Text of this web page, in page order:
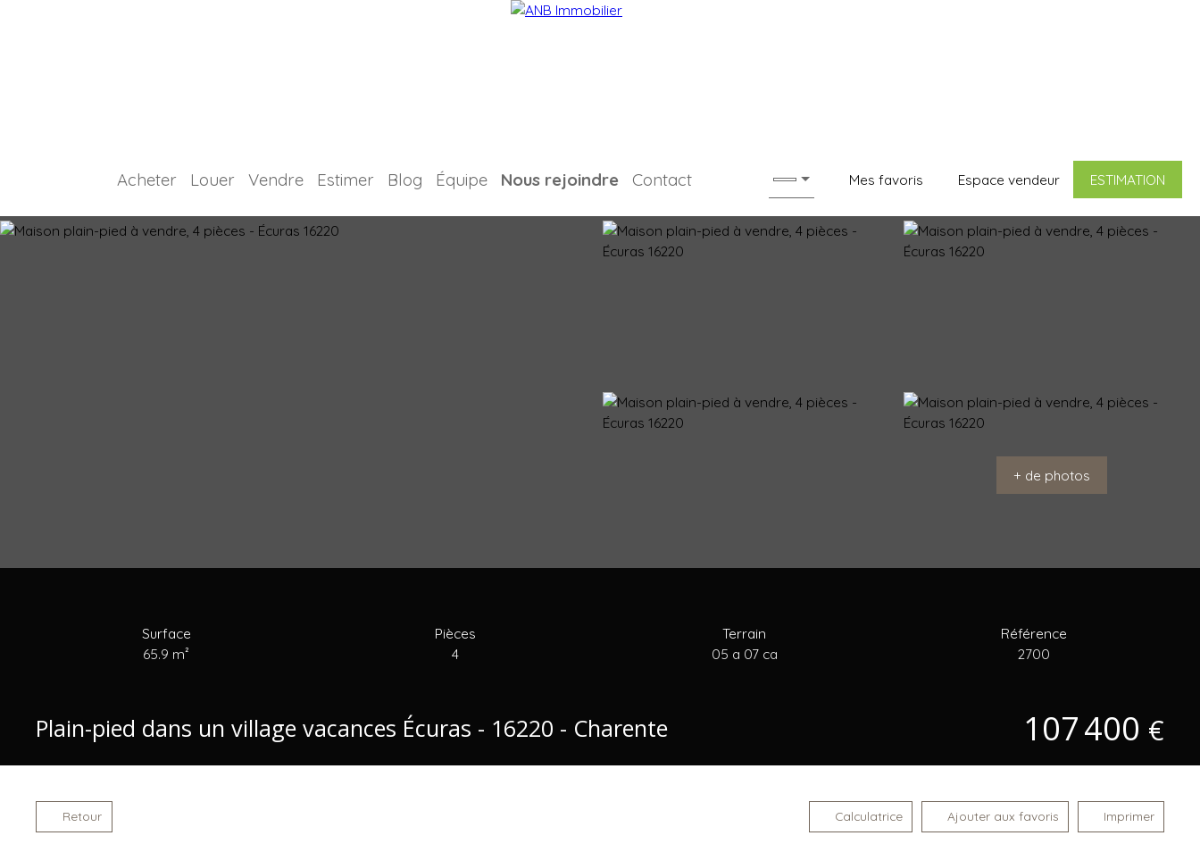
Acheter Louer Vendre Estimer Blog Équipe Nous rejoindre Contact Mes favoris Espace vendeur ESTIMATION
+ de photos
Surface
65.9 m²
Pièces
4
Terrain
05 a 07 ca
Référence
2700
Plain-pied dans un village vacances Écuras - 16220 - Charente 107 400 €
Retour Calculatrice Ajouter aux favoris Imprimer